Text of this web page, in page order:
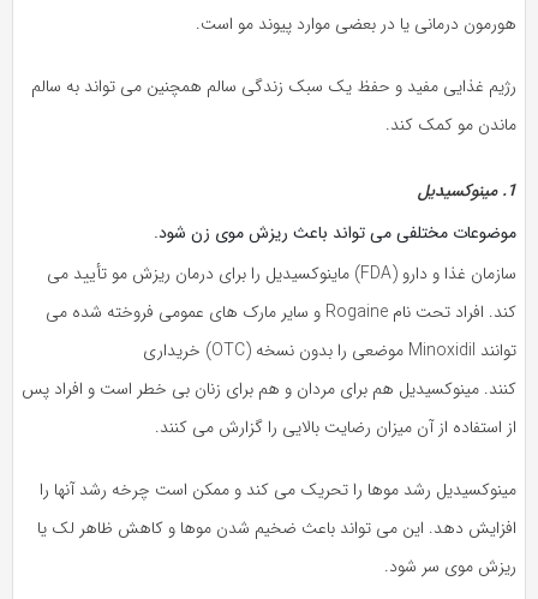
هورمون درمانی یا در بعضی موارد پیوند مو است.
رژیم غذایی مفید و حفظ یک سبک زندگی سالم همچنین می تواند به سالم
ماندن مو کمک کند.
1. مینوکسیدیل
موضوعات مختلفی می تواند باعث ریزش موی زن شود.
سازمان غذا و دارو (FDA) ماینوکسیدیل را برای درمان ریزش مو تأیید می
کند. افراد تحت نام Rogaine و سایر مارک های عمومی فروخته شده می
توانند Minoxidil موضعی را بدون نسخه (OTC) خریداری
کنند. مینوکسیدیل هم برای مردان و هم برای زنان بی خطر است و افراد پس
از استفاده از آن میزان رضایت بالایی را گزارش می کنند.
مینوکسیدیل رشد موها را تحریک می کند و ممکن است چرخه رشد آنها را
افزایش دهد. این می تواند باعث ضخیم شدن موها و کاهش ظاهر لک یا
ریزش موی سر شود.